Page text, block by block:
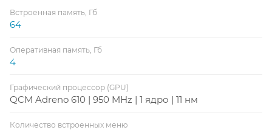
Встроенная память, Гб
64
Оперативная память, Гб
4
Графический процессор (GPU)
QCM Adreno 610 | 950 MHz | 1 ядро | 11 нм
Количество встроенных меню